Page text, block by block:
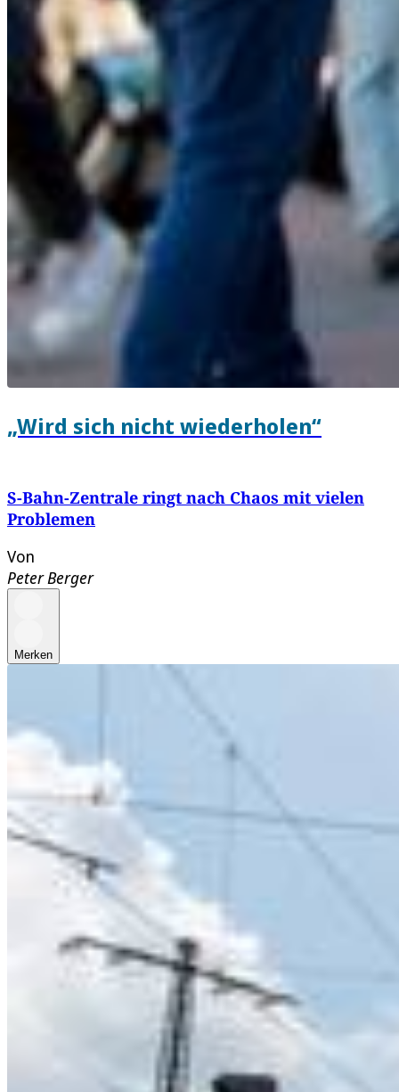
„Wird sich nicht wiederholen“
S-Bahn-Zentrale ringt nach Chaos mit vielen
Problemen
Von
Peter Berger
Merken